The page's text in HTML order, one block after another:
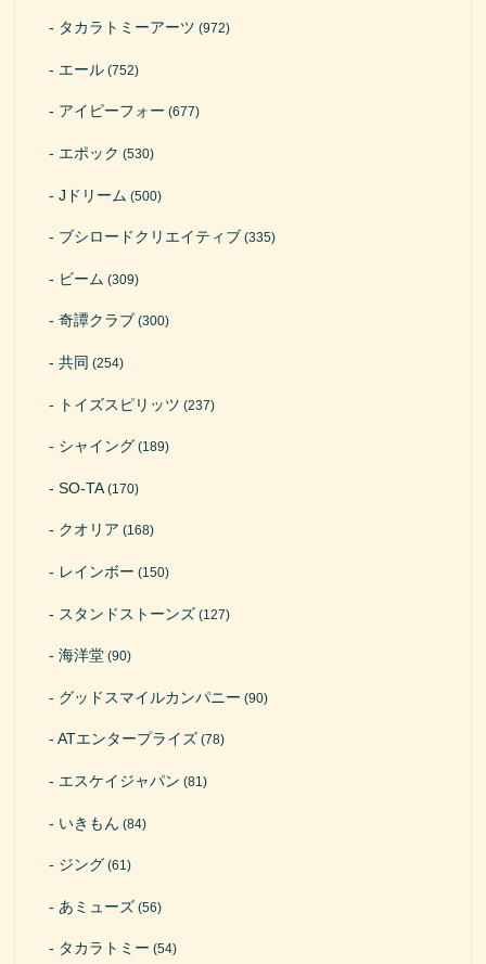
タカラトミーアーツ (972)
エール (752)
アイピーフォー (677)
エポック (530)
Jドリーム (500)
ブシロードクリエイティブ (335)
ビーム (309)
奇譚クラブ (300)
共同 (254)
トイズスピリッツ (237)
シャイング (189)
SO-TA(170)
クオリア (168)
レインボー (150)
スタンドストーンズ (127)
海洋堂 (90)
グッドスマイルカンパニー (90)
ATエンタープライズ (78)
エスケイジャパン (81)
いきもん (84)
ジング (61)
あミューズ (56)
タカラトミー (54)